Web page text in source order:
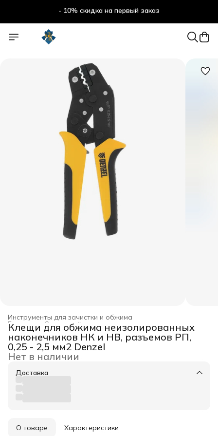
- 10% скидка на первый заказ
Инструменты для зачистки и обжима
Слесарный инструмент ›
Главная ›
Клещи для обжима неизолированных
наконечников НК и НВ, разъемов РП,
0,25 - 2,5 мм2 Denzel
Нет в наличии
Доставка
О товаре Характеристики